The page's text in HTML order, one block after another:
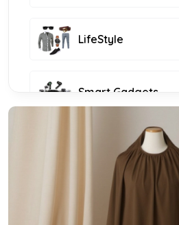
LifeStyle
Smart Gadgets
Furniture and Decor
KIDS FASHION